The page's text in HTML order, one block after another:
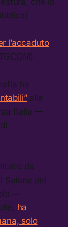
l’accaduto
ha
alle
Italia —
da
Salone del
—
ha
solo